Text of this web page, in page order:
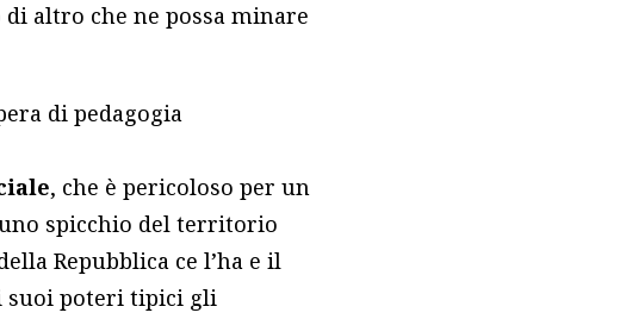
altro che ne possa minare
di pedagogia
, che è pericoloso per un
spicchio del territorio
Repubblica ce l’ha e il
suoi poteri tipici gli